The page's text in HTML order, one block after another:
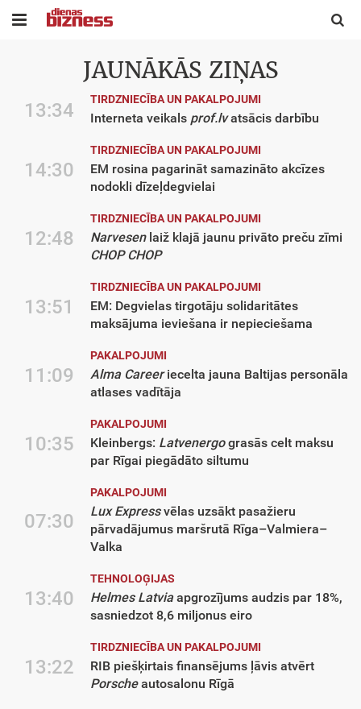
 
JAUNĀKĀS ZIŅAS
13:34 TIRDZNIECĪBA UN PAKALPOJUMI
Interneta veikals prof.lvatsācis darbību
14:30
TIRDZNIECĪBA UN PAKALPOJUMI
EM rosina pagarināt samazināto akcīzes
nodokli dīzeļdegvielai
12:48
TIRDZNIECĪBA UN PAKALPOJUMI
Narvesenlaiž klajā jaunu privāto preču zīmi
CHOP CHOP
13:51
TIRDZNIECĪBA UN PAKALPOJUMI
EM: Degvielas tirgotāju solidaritātes
maksājuma ieviešana ir nepieciešama
11:09
PAKALPOJUMI
Alma Careeriecelta jauna Baltijas personāla
atlases vadītāja
10:35
PAKALPOJUMI
Kleinbergs: Latvenergograsās celt maksu
par Rīgai piegādāto siltumu
07:30
PAKALPOJUMI
Lux Expressvēlas uzsākt pasažieru
pārvadājumus maršrutā Rīga–Valmiera–
Valka
13:40
TEHNOLOĢIJAS
Helmes Latviaapgrozījums audzis par 18%,
sasniedzot 8,6 miljonus eiro
13:22
TIRDZNIECĪBA UN PAKALPOJUMI
RIB piešķirtais finansējums ļāvis atvērt
Porscheautosalonu Rīgā